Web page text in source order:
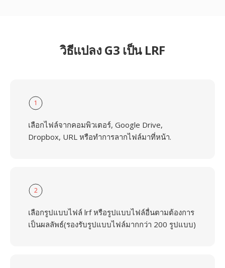
วิธีแปลง G3 เป็น LRF
1
เลือกไฟล์จากคอมพิวเตอร์, Google Drive,
Dropbox, URL หรือทำการลากไฟล์มาที่หน้า.
2
เลือกรูปแบบไฟล์ lrf หรือรูปแบบไฟล์อื่นตามต้องการ
เป็นผลลัพธ์(รองรับรูปแบบไฟล์มากกว่า 200 รูปแบบ)